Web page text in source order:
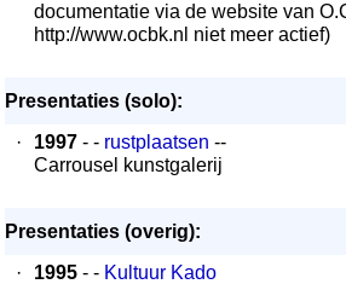
documentatie via de website van
http://www.ocbk.nl niet meer actief)
Presentaties (solo):
·
1997 - - rustplaatsen --
Carrousel kunstgalerij
Presentaties (overig):
·
1995 - - Kultuur Kado